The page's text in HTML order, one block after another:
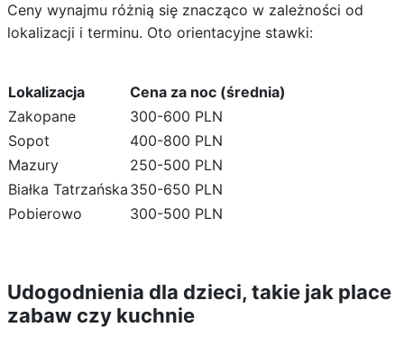
Ceny wynajmu różnią się znacząco w zależności od
lokalizacji i terminu. Oto orientacyjne stawki:
Lokalizacja
Cena za noc (średnia)
Zakopane
300-600 PLN
Sopot
400-800 PLN
Mazury
250-500 PLN
Białka Tatrzańska 350-650 PLN
Pobierowo
300-500 PLN
Udogodnienia dla dzieci, takie jak place
zabaw czy kuchnie